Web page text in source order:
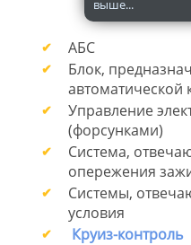
выше...
АБС
Блок,
автоматической
Управление
(форсунками)
Система,
опережения
Системы,
условия
Круиз-контроль